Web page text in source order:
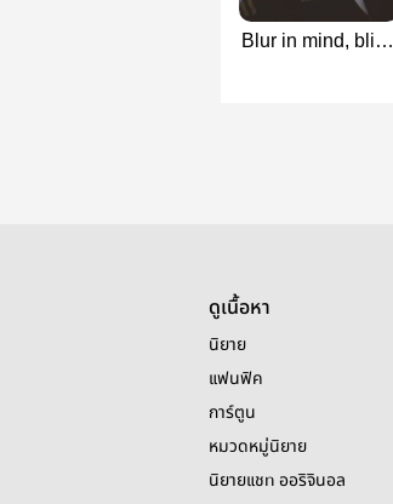
Blur in mind, blind
ดูเนื้อหา
นิยาย
แฟนฟิค
การ์ตูน
หมวดหมู่นิยาย
นิยายแชท ออริจินอล